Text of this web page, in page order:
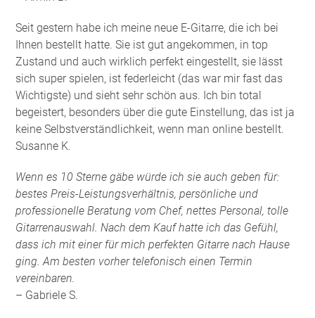
Seit gestern habe ich meine neue E-Gitarre, die ich bei
Ihnen bestellt hatte. Sie ist gut angekommen, in top
Zustand und auch wirklich perfekt eingestellt, sie lässt
sich super spielen, ist federleicht (das war mir fast das
Wichtigste) und sieht sehr schön aus. Ich bin total
begeistert, besonders über die gute Einstellung, das ist ja
keine Selbstverständlichkeit, wenn man online bestellt.
Susanne K.
Wenn es 10 Sterne gäbe würde ich sie auch geben für:
bestes Preis-Leistungsverhältnis, persönliche und
professionelle Beratung vom Chef, nettes Personal, tolle
Gitarrenauswahl. Nach dem Kauf hatte ich das Gefühl,
dass ich mit einer für mich perfekten Gitarre nach Hause
ging. Am besten vorher telefonisch einen Termin
vereinbaren.
– Gabriele S.